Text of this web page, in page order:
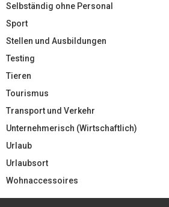
Selbständig ohne Personal
Sport
Stellen und Ausbildungen
Testing
Tieren
Tourismus
Transport und Verkehr
Unternehmerisch (Wirtschaftlich)
Urlaub
Urlaubsort
Wohnaccessoires